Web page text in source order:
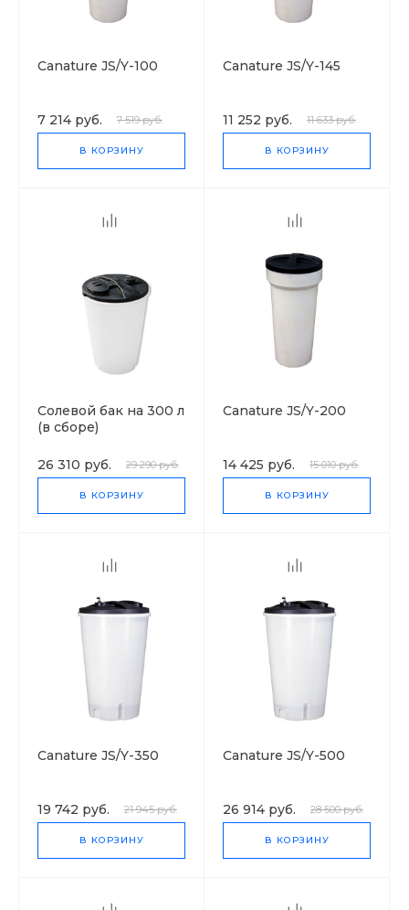
Canature JS/Y-100
7 214 руб. 7 519 руб.
В КОРЗИНУ
Canature JS/Y-145
11 252 руб. 11 633 руб.
В КОРЗИНУ
Солевой бак на 300 л
(в сборе)
26 310 руб. 29 290 руб.
В КОРЗИНУ
Canature JS/Y-200
14 425 руб. 15 010 руб.
В КОРЗИНУ
Canature JS/Y-350
19 742 руб. 21 945 руб.
В КОРЗИНУ
Canature JS/Y-500
26 914 руб. 28 500 руб.
В КОРЗИНУ